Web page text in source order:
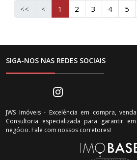
<< < 1 2 3 4 5
SIGA-NOS NAS REDES SOCIAIS
JWS Imóveis - Excelência em compra,
Consultoria especializada para garantir
negócio. Fale com nossos corretores!